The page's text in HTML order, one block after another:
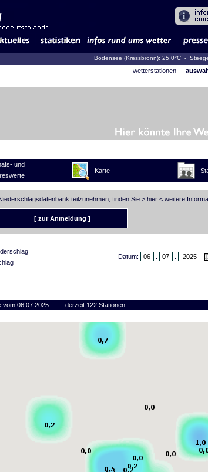
Bodensee (Kressbronn): 25,0°C -
wetterstationen -
und
Karte
teilzunehmen, finden Sie > hier< weitere
[ zur Anmeldung ]
Datum:
vom 06.07.2025 - derzeit 122 Stationen